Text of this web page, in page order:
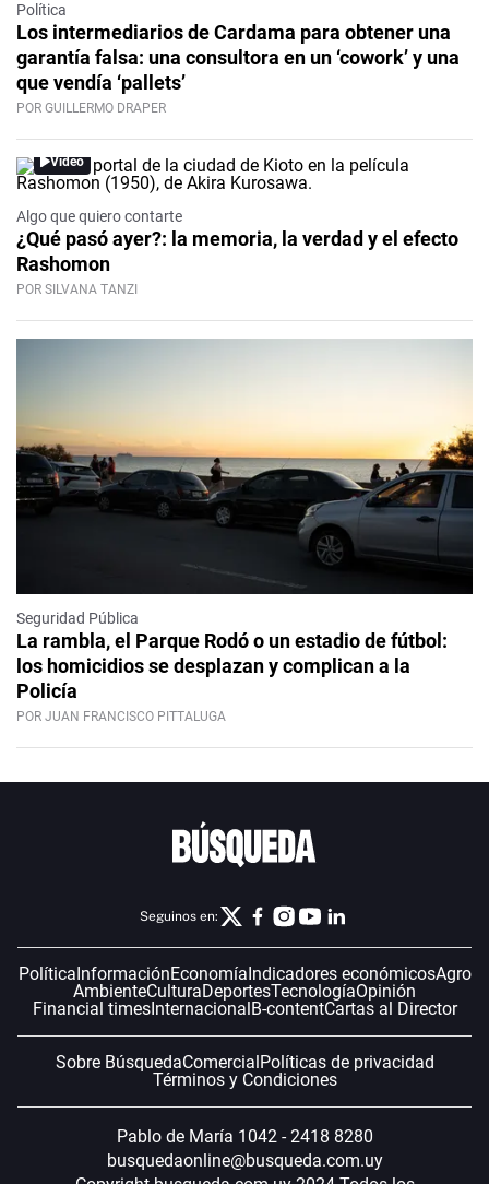
Política
Los intermediarios de Cardama para obtener una
garantía falsa: una consultora en un ‘cowork’ y una
que vendía ‘pallets’
POR GUILLERMO DRAPER
Video
Algo que quiero contarte
¿Qué pasó ayer?: la memoria, la verdad y el efecto
Rashomon
POR SILVANA TANZI
Seguridad Pública
La rambla, el Parque Rodó o un estadio de fútbol:
los homicidios se desplazan y complican a la
Policía
POR JUAN FRANCISCO PITTALUGA
Seguinos en:
PolíticaInformaciónEconomíaIndicadores económicosAgro
AmbienteCulturaDeportesTecnologíaOpinión
Financial timesInternacionalB-contentCartas al Director
Sobre BúsquedaComercialPolíticas de privacidad
Términos y Condiciones
Pablo de María 1042 - 2418 8280
busquedaonline@busqueda.com.uy